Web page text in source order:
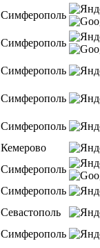
Симферополь
Симферополь
Симферополь
Симферополь
Симферополь
Кемерово
Симферополь
Симферополь
Севастополь
Симферополь